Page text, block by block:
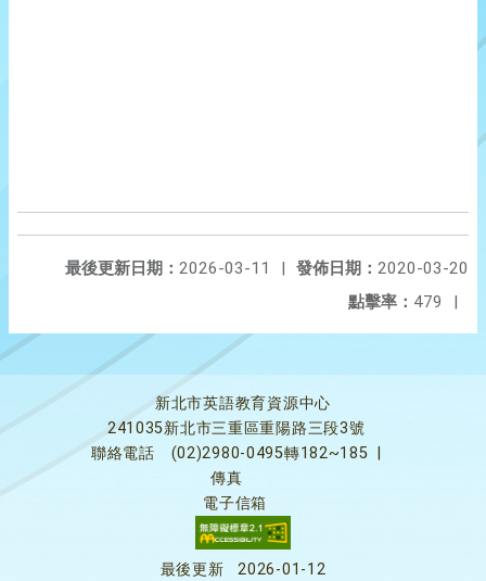
發佈日期： 2020-03-20
最後更新日期： 2026-03-11
|
點擊率： 479 |
新北市英語教育資源中心
241035新北市三重區重陽路三段3號
聯絡電話
(02)2980-0495轉182~185
傳真
電子信箱
最後更新 2026-01-12